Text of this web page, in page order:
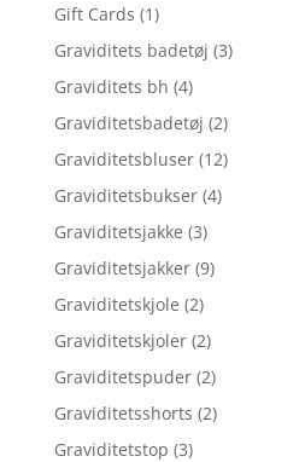
Gift Cards (1)
Graviditets badetøj (3)
Graviditets bh (4)
Graviditetsbadetøj (2)
Graviditetsbluser (12)
Graviditetsbukser (4)
Graviditetsjakke (3)
Graviditetsjakker (9)
Graviditetskjole (2)
Graviditetskjoler (2)
Graviditetspuder (2)
Graviditetsshorts (2)
Graviditetstop (3)